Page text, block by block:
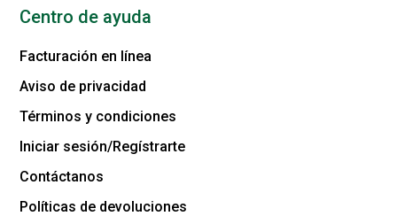
Centro de ayuda
Facturación en línea
Aviso de privacidad
Términos y condiciones
Iniciar sesión/Regístrarte
Contáctanos
Políticas de devoluciones